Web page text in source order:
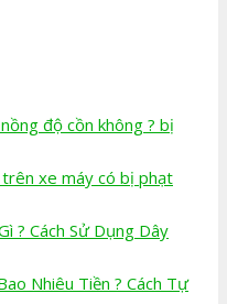
độ cồn không ? bị
xe máy có bị phạt
? Cách Sử Dụng Dây
Nhiêu Tiền ? Cách Tự